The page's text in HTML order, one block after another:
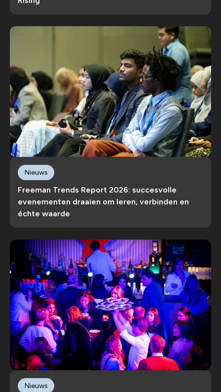
Freeman Trends Report 2026: succesvolle
evenementen draaien om leren, verbinden en
échte waarde
Nieuws
Nieuws